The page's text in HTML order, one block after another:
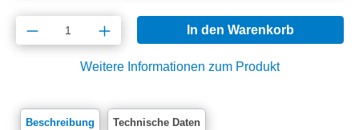
Produkt Anzahl: Gib den gewünschten
In den Warenkorb
Weitere Informationen zum Produkt
Beschreibung Technische Daten